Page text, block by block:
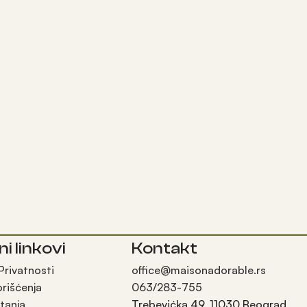
linkovi Kontakt
office@maisonadorable.rs
063/283-755
Trebevićka 49, 11030 Beograd